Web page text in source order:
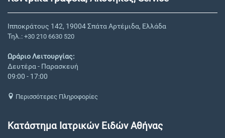
Ιπποκράτους 142, 19004 Σπάτα Αρτέμιδα, Ελλάδα
Τηλ.: +30 210 6630 520
Ωράριο Λειτουργίας:
Δευτέρα - Παρασκευή
09:00 - 17:00
Περισσότερες Πληροφορίες
Κατάστημα Ιατρικών Ειδών Αθήνας